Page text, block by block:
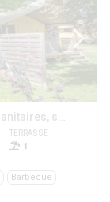
(Lodge Bali Confort 30m² (sans sanitaires, sans eau))
TERRASSE
1
Barbecue